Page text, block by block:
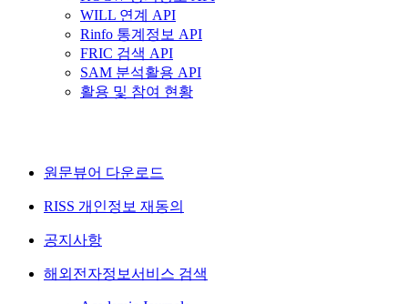
WILL 연계 API
Rinfo 통계정보 API
FRIC 검색 API
SAM 분석활용 API
활용 및 참여 현황
원문뷰어 다운로드
RISS 개인정보 재동의
공지사항
해외전자정보서비스 검색